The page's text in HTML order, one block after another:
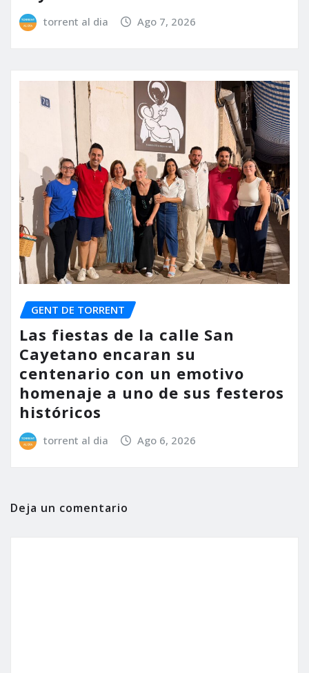
torrent al dia Ago 7, 2026
GENT DE TORRENT
Las fiestas de la calle San
Cayetano encaran su
centenario con un emotivo
homenaje a uno de sus festeros
históricos
torrent al dia Ago 6, 2026
Deja un comentario